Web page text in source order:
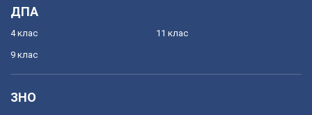
ДПА
4 клас
9 клас
11 клас
ЗНО